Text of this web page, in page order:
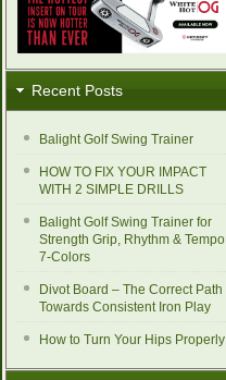
Recent Posts
Balight Golf Swing Trainer
HOW TO FIX YOUR IMPACT
WITH 2 SIMPLE DRILLS
Balight Golf Swing Trainer for
Strength Grip, Rhythm & Tempo
7-Colors
Divot Board – The Correct Path
Towards Consistent Iron Play
How to Turn Your Hips Properly